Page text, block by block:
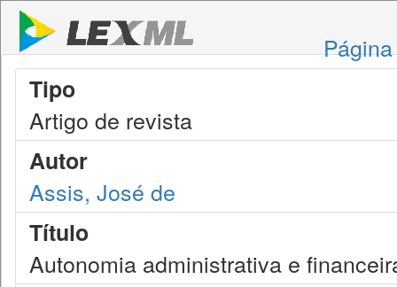
Tipo
Artigo de revista
Autor
Assis, José de
Título
Autonomia administrativa e